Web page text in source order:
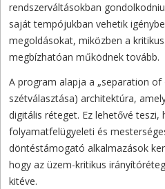
rendszerváltásokban
saját tempójukban vehetik
megoldásokat, miközben a
megbízhatóan működnek tovább.
A program alapja a „separation
szétválasztása) architektúra,
digitális réteget. Ez lehetővé
folyamatfelügyeleti és
döntéstámogató alkalmazások
hogy az üzem-kritikus
kitéve.